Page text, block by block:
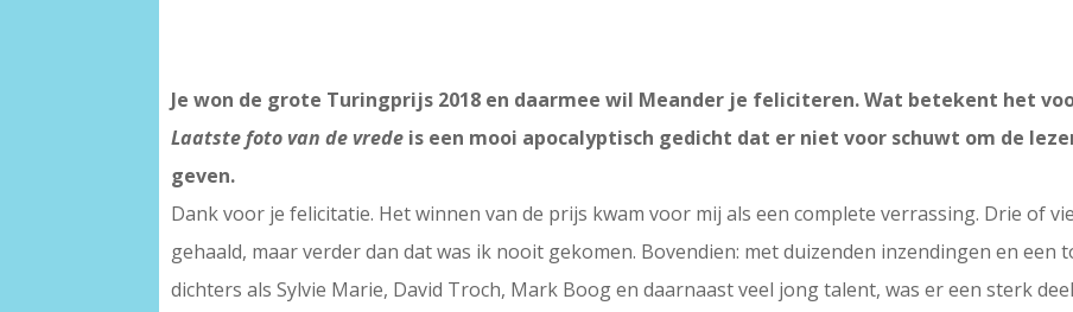
Je won de grote Turingprijs 2018 en daarmee wil Meander je feliciteren. Wat betekent het
Laatste foto van de vrede is een mooi apocalyptisch gedicht dat er niet voor schuwt om de
geven.
Dank voor je felicitatie. Het winnen van de prijs kwam voor mij als een complete verrassing. Drie of
gehaald, maar verder dan dat was ik nooit gekomen. Bovendien: met duizenden inzendingen en een
dichters als Sylvie Marie, David Troch, Mark Boog en daarnaast veel jong talent, was er een sterk